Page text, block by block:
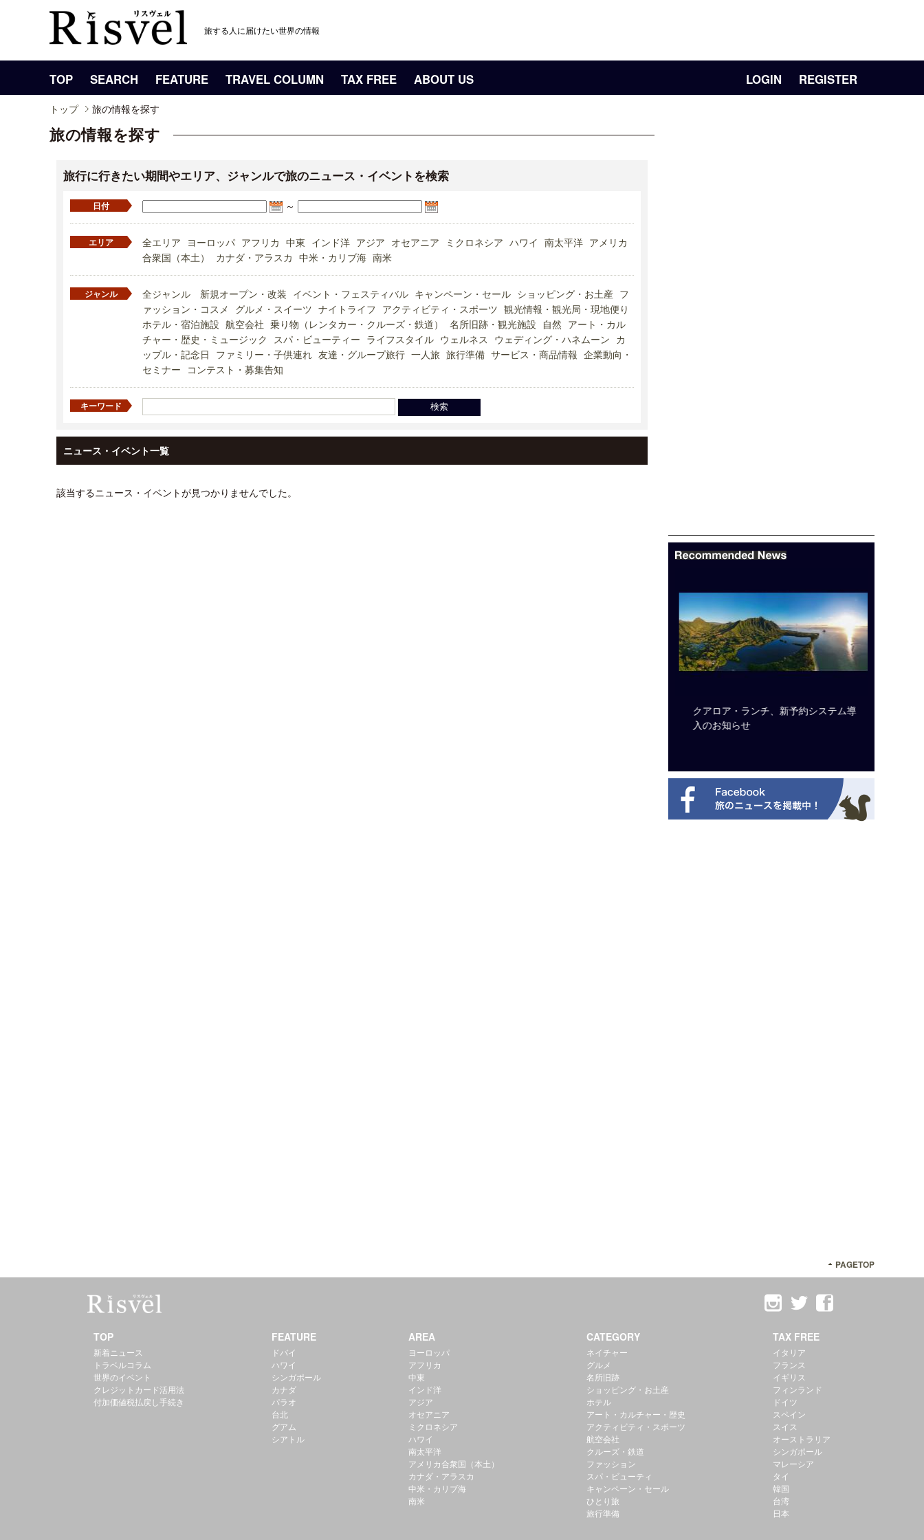
旅する人に届けたい世界の情報
TOP SEARCH FEATURE TRAVEL COLUMN TAX FREE ABOUT US LOGIN REGISTER
トップ 旅の情報を探す
旅の情報を探す
旅行に行きたい期間やエリア、ジャンルで旅のニュース・イベントを検索
日付 ～
エリア 全エリア ヨーロッパ アフリカ 中東 インド洋 アジア オセアニア ミクロネシア ハワイ 南太平洋 アメリカ
合衆国（本土）
カナダ・アラスカ 中米・カリブ海 南米
ジャンル 全ジャンル 新規オープン・改装 イベント・フェスティバル キャンペーン・セール ショッピング・お土産 フ
ァッション・コスメ グルメ・スイーツ ナイトライフ アクティビティ・スポーツ 観光情報・観光局・現地便り
ホテル・宿泊施設 航空会社 乗り物（レンタカー・クルーズ・鉄道） 名所旧跡・観光施設 自然 アート・カル
チャー・歴史・ミュージック スパ・ビューティー ライフスタイル ウェルネス ウェディング・ハネムーン カ
ップル・記念日 ファミリー・子供連れ 友達・グループ旅行 一人旅 旅行準備 サービス・商品情報 企業動向・
セミナー コンテスト・募集告知
キーワード
ニュース・イベント一覧
該当するニュース・イベントが見つかりませんでした。
クアロア・ランチ、新予約システム導
入のお知らせ
PAGETOP
TOP
新着ニュース
トラベルコラム
世界のイベント
クレジットカード活用法
付加価値税払戻し手続き
FEATURE
ドバイ
ハワイ
シンガポール
カナダ
パラオ
台北
グアム
シアトル
AREA
ヨーロッパ
アフリカ
中東
インド洋
アジア
オセアニア
ミクロネシア
ハワイ
南太平洋
アメリカ合衆国（本土）
カナダ・アラスカ
中米・カリブ海
南米
CATEGORY
ネイチャー
グルメ
名所旧跡
ショッピング・お土産
ホテル
アート・カルチャー・歴史
アクティビティ・スポーツ
航空会社
クルーズ・鉄道
ファッション
スパ・ビューティ
キャンペーン・セール
ひとり旅
旅行準備
TAX FREE
イタリア
フランス
イギリス
フィンランド
ドイツ
スペイン
スイス
オーストラリア
シンガポール
マレーシア
タイ
韓国
台湾
日本